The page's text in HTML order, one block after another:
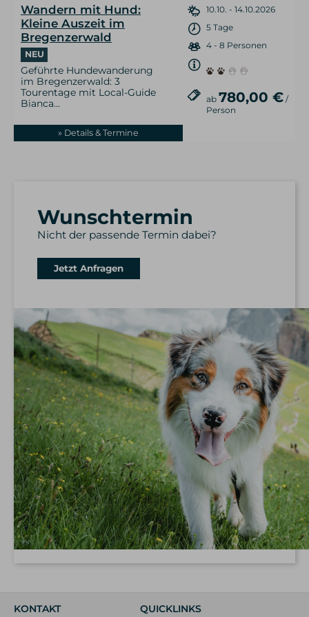
Wandern mit Hund:
Kleine Auszeit im
Bregenzerwald
NEU
Geführte Hundewanderung
im Bregenzerwald: 3
Tourentage mit Local-Guide
Bianca…
» Details & Termine
10.10. - 14.10.2026
5 Tage
4 - 8 Personen
ab 780,00 €/
Person
Wunschtermin
Nicht der passende Termin dabei?
Jetzt Anfragen
KONTAKT
QUICKLINKS